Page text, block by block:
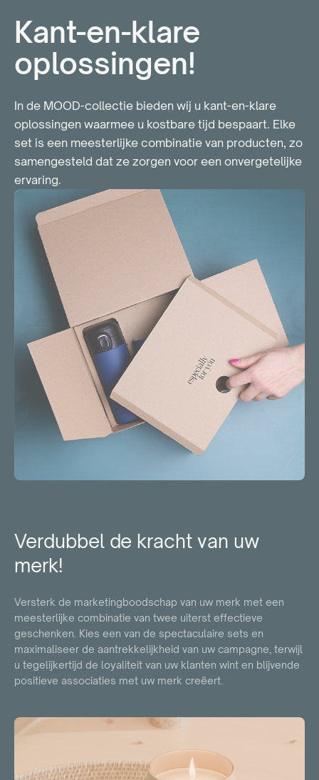
Kant-en-klare
oplossingen!
In de MOOD-collectie bieden wij u kant-en-klare
oplossingen waarmee u kostbare tijd bespaart. Elke
set is een meesterlijke combinatie van producten, zo
samengesteld dat ze zorgen voor een onvergetelijke
ervaring.
Verdubbel de kracht van uw
merk!
Versterk de marketingboodschap van uw merk met een
meesterlijke combinatie van twee uiterst effectieve
geschenken. Kies een van de spectaculaire sets en
maximaliseer de aantrekkelijkheid van uw campagne, terwijl
u tegelijkertijd de loyaliteit van uw klanten wint en blijvende
positieve associaties met uw merk creëert.